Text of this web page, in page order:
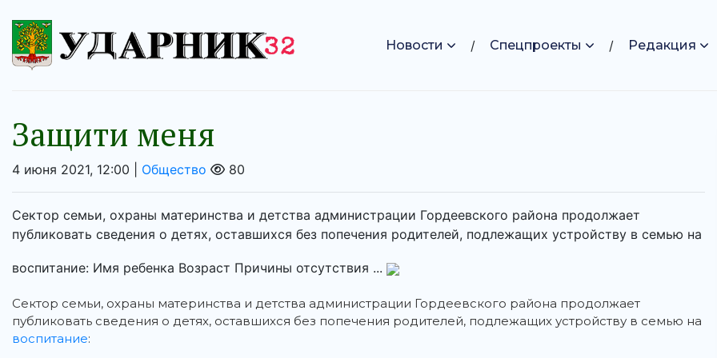
Новости Спецпроекты Редакция
Защити меня
4 июня 2021, 12:00 | Общество 80
Сектор семьи, охраны материнства и детства администрации Гордеевского района продолжает
публиковать сведения о детях, оставшихся без попечения родителей, подлежащих устройству в семью на
воспитание: Имя ребенка Возраст Причины отсутствия ...
Сектор семьи, охраны материнства и детства администрации Гордеевского района продолжает
публиковать сведения о детях, оставшихся без попечения родителей, подлежащих устройству в семью на
воспитание: